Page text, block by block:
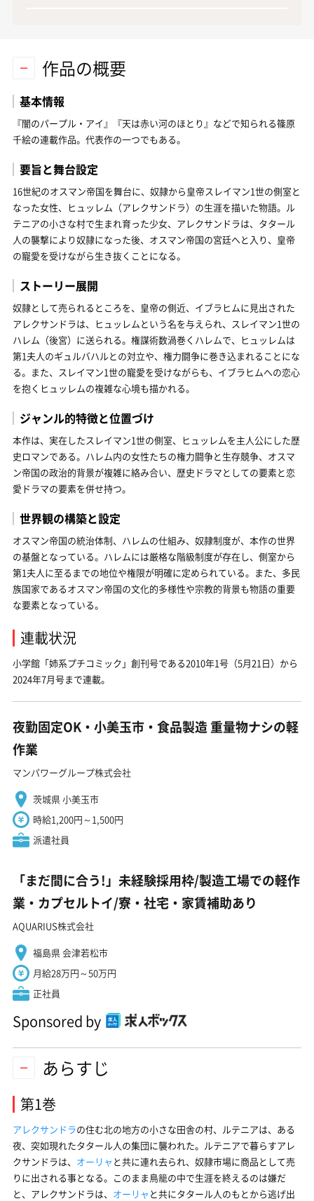
作品の概要
基本情報
『闇のパープル・アイ』『天は赤い河のほとり』などで知られる篠原
千絵の連載作品。代表作の一つでもある。
要旨と舞台設定
16世紀のオスマン帝国を舞台に、奴隷から皇帝スレイマン1世の側室と
なった女性、ヒュッレム（アレクサンドラ）の生涯を描いた物語。ル
テニアの小さな村で生まれ育った少女、アレクサンドラは、タタール
人の襲撃により奴隷になった後、オスマン帝国の宮廷へと入り、皇帝
の寵愛を受けながら生き抜くことになる。
ストーリー展開
奴隷として売られるところを、皇帝の側近、イブラヒムに見出された
アレクサンドラは、ヒュッレムという名を与えられ、スレイマン1世の
ハレム（後宮）に送られる。権謀術数渦巻くハレムで、ヒュッレムは
第1夫人のギュルバハルとの対立や、権力闘争に巻き込まれることにな
る。また、スレイマン1世の寵愛を受けながらも、イブラヒムへの恋心
を抱くヒュッレムの複雑な心境も描かれる。
ジャンル的特徴と位置づけ
本作は、実在したスレイマン1世の側室、ヒュッレムを主人公にした歴
史ロマンである。ハレム内の女性たちの権力闘争と生存競争、オスマ
ン帝国の政治的背景が複雑に絡み合い、歴史ドラマとしての要素と恋
愛ドラマの要素を併せ持つ。
世界観の構築と設定
オスマン帝国の統治体制、ハレムの仕組み、奴隷制度が、本作の世界
の基盤となっている。ハレムには厳格な階級制度が存在し、側室から
第1夫人に至るまでの地位や権限が明確に定められている。また、多民
族国家であるオスマン帝国の文化的多様性や宗教的背景も物語の重要
な要素となっている。
連載状況
小学館「姉系プチコミック」創刊号である2010年1号（5月21日）から
2024年7月号まで連載。
夜勤固定OK・小美玉市・食品製造 重量物ナシの軽
作業
マンパワーグループ株式会社
茨城県 小美玉市
時給1,200円～1,500円
派遣社員
「まだ間に合う!」未経験採用枠/製造工場での軽作
業・カプセルトイ/寮・社宅・家賃補助あり
AQUARIUS株式会社
福島県 会津若松市
月給28万円～50万円
正社員
Sponsored by
あらすじ
第1巻
アレクサンドラの住む北の地方の小さな田舎の村、ルテニアは、ある
夜、突如現れたタタール人の集団に襲われた。ルテニアで暮らすアレ
クサンドラは、 オーリャ と共に連れ去られ、奴隷市場に商品として売
りに出される事となる。このまま鳥籠の中で生涯を終えるのは嫌だ
と、アレクサンドラは、 オーリャ と共にタタール人のもとから逃げ出